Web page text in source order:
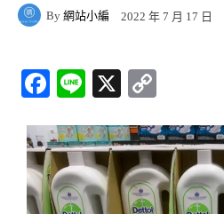
By 網站小編 2022 年 7 月 17 日
Fa
bo
ok
Li
X
y
Li
nk